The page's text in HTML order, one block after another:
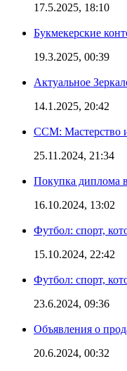
17.5.2025, 18:10
Букмекерские
19.3.2025, 00:39
Актуальное
14.1.2025, 20:42
CCM: Мастерство
25.11.2024, 21:34
Покупка диплома
16.10.2024, 13:02
Футбол: спорт,
15.10.2024, 22:42
Футбол: спорт,
23.6.2024, 09:36
Объявления о
20.6.2024, 00:32